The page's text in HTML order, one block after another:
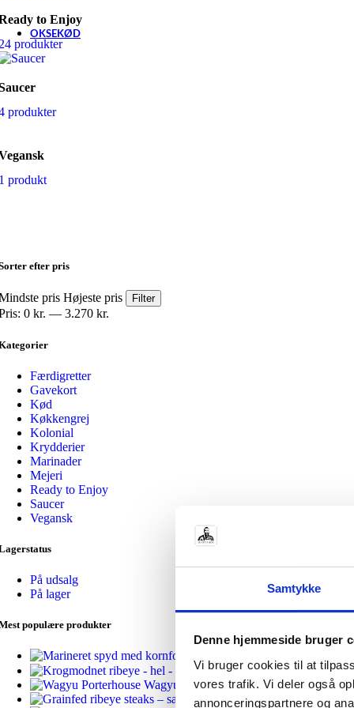
Samtykke
Denne hjemmeside bruger
Vi bruger cookies til at
vores trafik. Vi deler også
annonceringspartnere og
Se produkter her
OKSEKØD
Brisket • Ball Tips • Short Ribs
Flap Meat • Skirt – Oksekød
Versatile udskæringer perfekt til grilning eller stegning
Spidsbryst
Velegnet til langsom madlavning
Tykkam
God til langtidsstegning
Mindre Udskæringer og Varianter
Premium oksekød til lækre hjemmelavede burgere
Hakket Oksekød
Velegnet til en bred vifte af retter fra bolognese til frikadeller
Inderlår
Lav fedtprocent og høj smag, perfekt til stegning
to Enjoy
produkter
produkter
produkt
efter pris
pris Højeste pris Filter
0 kr. — 3.270 kr.
Færdigretter
Gavekort
Kød
Køkkengrej
Kolonial
Krydderier
Marinader
Mejeri
Ready to Enjoy
Saucer
Vegansk
På udsalg
På lager
populære produkter
Krogmodnet ribeye -
Wagyu Porterhouse MBS 6-7 - 1,0-1,2